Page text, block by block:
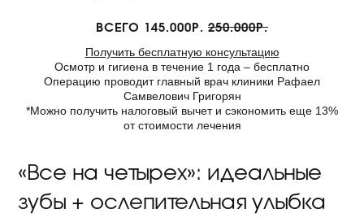
ВСЕГО 145.000Р. 250.000Р.
Получить бесплатную консультацию
Осмотр и гигиена в течение 1 года – бесплатно
Операцию проводит главный врач клиники Рафаел
Самвелович Григорян
*Можно получить налоговый вычет и сэкономить еще 13%
от стоимости лечения
«Все на четырех»: идеальные
зубы + ослепительная улыбка